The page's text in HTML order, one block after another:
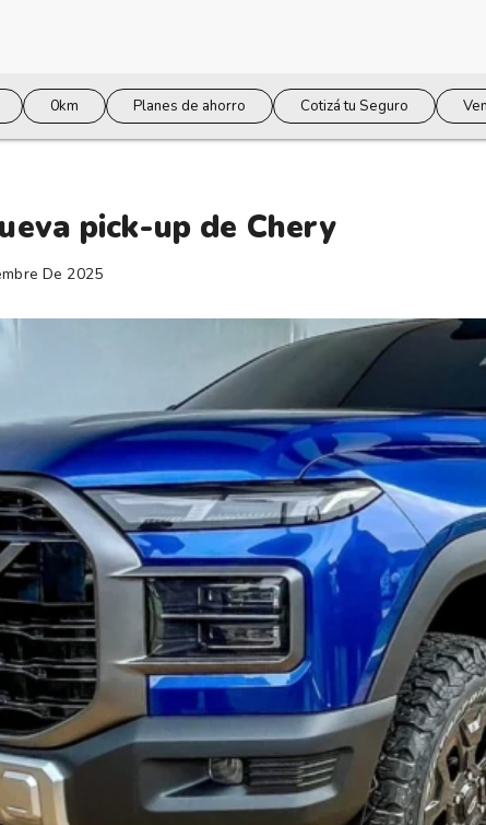
0km Planes de ahorro Cotizá tu Seguro
pick-up de Chery
De 2025